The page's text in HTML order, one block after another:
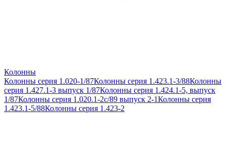
Колонны
Колонны серия 1.020-1/87Колонны серия 1.423.1-3/88Колонны
серия 1.427.1-3 выпуск 1/87Колонны серия 1.424.1-5, выпуск
1/87Колонны серия 1.020.1-2с/89 выпуск 2-1Колонны серия
1.423.1-5/88Колонны серия 1.423-2